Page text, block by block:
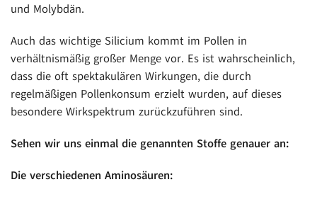
und Molybdän.
Auch das wichtige Silicium kommt im Pollen in
verhältnismäßig großer Menge vor. Es ist wahrscheinlich,
dass die oft spektakulären Wirkungen, die durch
regelmäßigen Pollenkonsum erzielt wurden, auf dieses
besondere Wirkspektrum zurückzuführen sind.
Sehen wir uns einmal die genannten Stoffe genauer an:
Die verschiedenen Aminosäuren: